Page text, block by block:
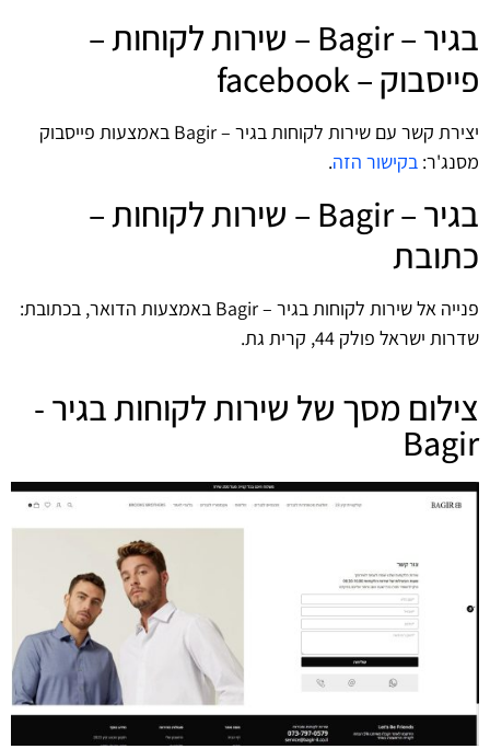
בגיר – Bagir – שירות לקוחות –
פייסבוק – facebook
יצירת קשר עם שירות לקוחות בגיר – Bagir באמצעות פייסבוק
מסנג'ר: בקישור הזה.
בגיר – Bagir – שירות לקוחות –
כתובת
פנייה אל שירות לקוחות בגיר – Bagir באמצעות הדואר, בכתובת:
שדרות ישראל פולק 44, קרית גת.
צילום מסך של שירות לקוחות בגיר -
Bagir